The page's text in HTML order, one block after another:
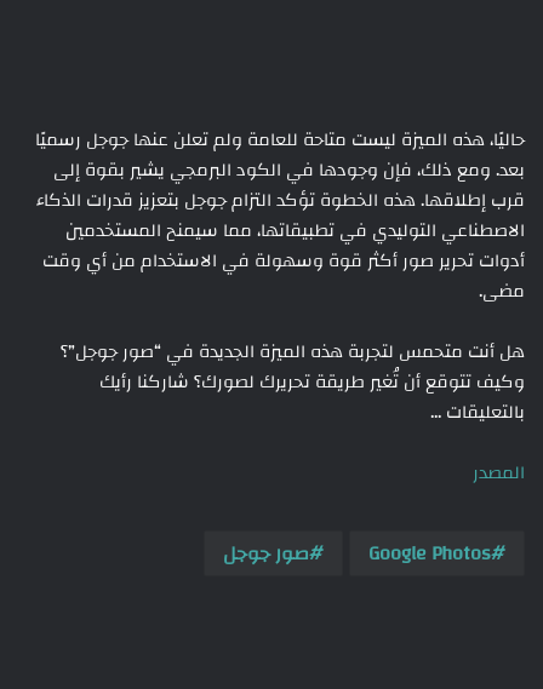
حاليًا، هذه الميزة ليست متاحة للعامة ولم تعلن عنها جوجل رسميًا
بعد. ومع ذلك، فإن وجودها في الكود البرمجي يشير بقوة إلى
قرب إطلاقها. هذه الخطوة تؤكد التزام جوجل بتعزيز قدرات الذكاء
الاصطناعي التوليدي في تطبيقاتها، مما سيمنح المستخدمين
أدوات تحرير صور أكثر قوة وسهولة في الاستخدام من أي وقت
مضى.
هل أنت متحمس لتجربة هذه الميزة الجديدة في “صور جوجل”؟
وكيف تتوقع أن تُغير طريقة تحريرك لصورك؟ شاركنا رأيك
بالتعليقات …
المصدر
Google Photos صور جوجل